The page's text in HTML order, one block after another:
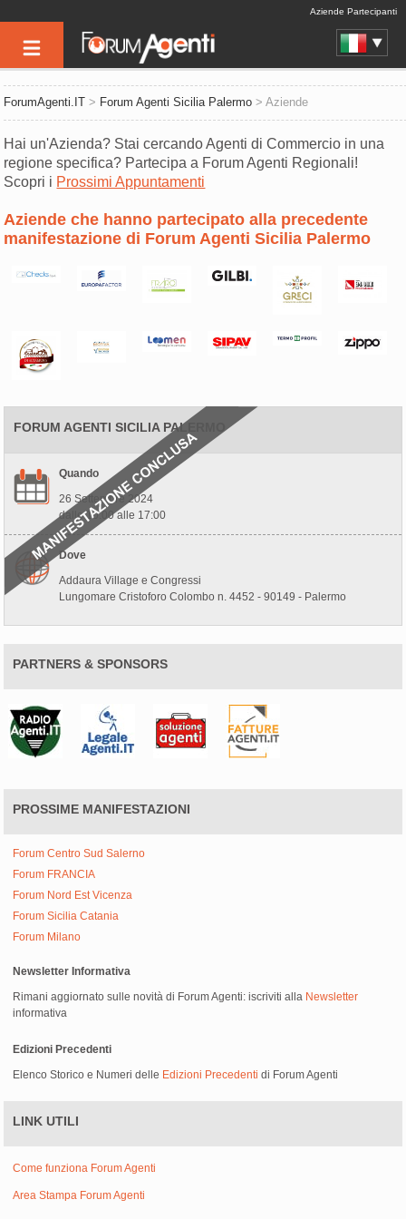
Aziende Partecipanti
ForumAgenti.IT > Forum Agenti Sicilia Palermo > Aziende
Hai un'Azienda? Stai cercando Agenti di Commercio in una
regione specifica? Partecipa a Forum Agenti Regionali!
Scopri i Prossimi Appuntamenti
Aziende che hanno partecipato alla precedente
manifestazione di Forum Agenti Sicilia Palermo
FORUM AGENTI SICILIA PALERMO
Quando
26 Settembre 2024
dalle 10:00 alle 17:00
Dove
Addaura Village e Congressi
Lungomare Cristoforo Colombo n. 4452 - 90149 - Palermo
PARTNERS & SPONSORS
PROSSIME MANIFESTAZIONI
Forum Centro Sud Salerno
Forum FRANCIA
Forum Nord Est Vicenza
Forum Sicilia Catania
Forum Milano
Newsletter Informativa
Rimani aggiornato sulle novità di Forum Agenti: iscriviti alla Newsletter
informativa
Edizioni Precedenti
Elenco Storico e Numeri delle Edizioni Precedenti di Forum Agenti
LINK UTILI
Come funziona Forum Agenti
Area Stampa Forum Agenti